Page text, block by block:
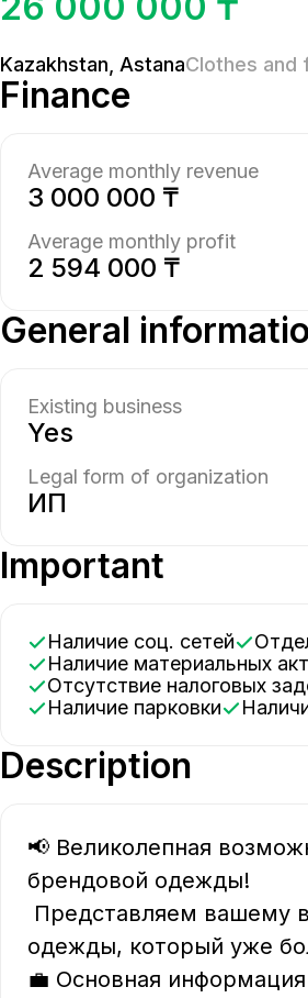
Kazakhstan AstanaClothes
Finance
Average monthly revenue
3 000 000 ₸
Average monthly profit
2 594 000 ₸
General
Existing business
Yes
Legal form of organization
ИП
Important
Наличие соц. сетей
Наличие материальных
Отсутствие налоговых
Наличие парковки
Description
📢 Великолепная
брендовой одежды!
одежды, который уже
💼 Основная